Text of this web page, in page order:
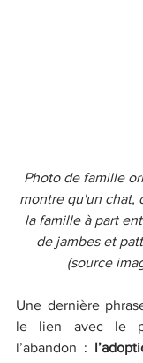
Photo de famille
montre qu'un chat,
la famille à part
de jambes et
(source
Une dernière
le lien avec le
l’abandon :